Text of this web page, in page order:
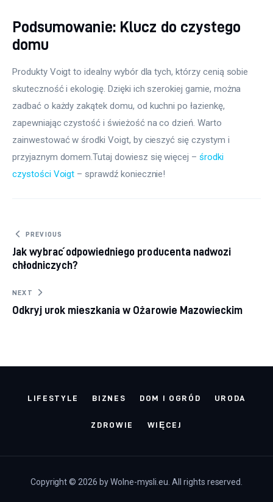
Podsumowanie: Klucz do czystego
domu
Produkty Voigt to idealny wybór dla tych, którzy cenią sobie
skuteczność i ekologię. Dzięki ich szerokiej gamie, można
zadbać o każdy zakątek domu, od kuchni po łazienkę,
zapewniając czystość i świeżość na co dzień. Warto
zainwestować w środki Voigt, by cieszyć się czystym i
przyjaznym domem.Tutaj dowiesz się więcej – środki
czystości Voigt – sprawdź koniecznie!
Nawigacja wpisu
PREVIOUS
Jak wybrać odpowiedniego producenta nadwozi
chłodniczych?
NEXT
Odkryj urok mieszkania w Ożarowie Mazowieckim
LIFESTYLE BIZNES DOM I OGRÓD URODA
ZDROWIE WIĘCEJ
Copyright © 2026 by Wolne-mysli.eu. All rights reserved.